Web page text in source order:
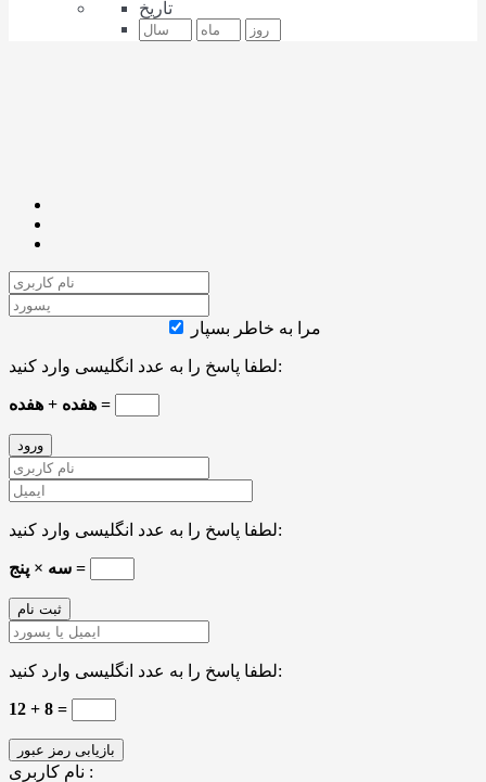
تاریخ
مرا به خاطر بسپار
لطفا پاسخ را به عدد انگلیسی وارد کنید:
هفده + هفده =
لطفا پاسخ را به عدد انگلیسی وارد کنید:
سه × پنج =
لطفا پاسخ را به عدد انگلیسی وارد کنید:
12 + 8 =
نام کاربری :